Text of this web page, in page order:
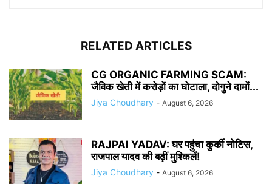
RELATED ARTICLES
CG ORGANIC FARMING SCAM:
जैविक खेती में करोड़ों का घोटाला, दोगुने दामों...
Jiya Choudhary - August 6, 2026
RAJPAl YADAV: घर पहुंचा कुर्की नोटिस,
राजपाल यादव की बढ़ीं मुश्किलें!
Jiya Choudhary - August 6, 2026